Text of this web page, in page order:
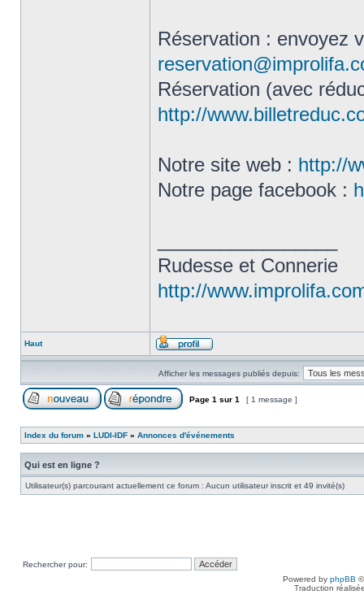
Réservation : envoyez
Réservation (avec
http://
Notre site web : http://
Notre page facebook :
Rudesse et Connerie
http://
Haut
Afficher les messages publiés depuis:
Page 1 sur 1 [ 1 message ]
Index du forum » LUDI-IDF » Annonces d'événements
Qui est en ligne ?
Utilisateur(s) parcourant actuellement ce forum : Aucun utilisateur inscrit et 49 invité(s)
Rechercher pour:
Powered by phpBB
Traduction